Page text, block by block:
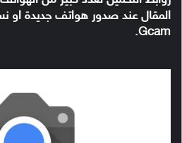
المقال عند صدور هواتف جديدة او
Gcam.